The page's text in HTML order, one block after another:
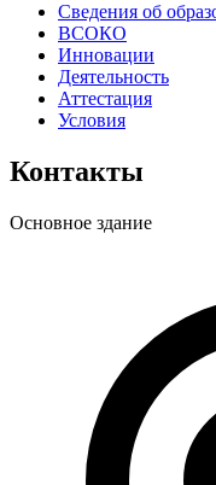
Сведения об
ВСОКО
Инновации
Деятельность
Аттестация
Условия
Контакты
Основное здание